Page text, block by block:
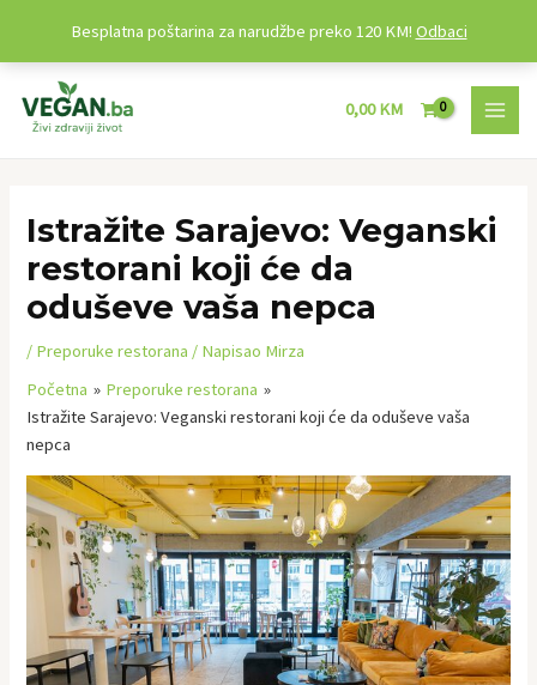
sadržaj
0,00KM
MAIN
Istražite Sarajevo: Veganski
restorani koji će da
oduševe vaša nepca
/ Preporuke restorana / Napisao Mirza
Početna
Preporuke restorana
Istražite Sarajevo: Veganski restorani koji će da oduševe vaša
nepca
Besplatna poštarina za narudžbe preko 120 KM! Odbaci